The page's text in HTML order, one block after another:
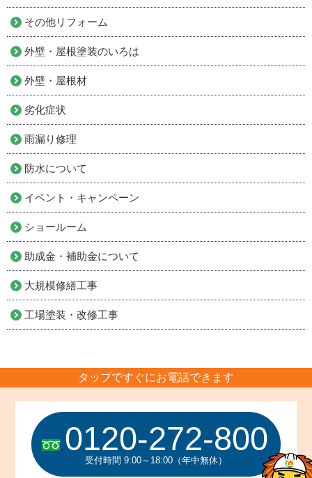
その他リフォーム
外壁・屋根塗装のいろは
外壁・屋根材
劣化症状
雨漏り修理
防水について
イベント・キャンペーン
ショールーム
助成金・補助金について
大規模修繕工事
工場塗装・改修工事
タップですぐにお電話できます
0120-272-800
受付時間 9:00～18:00（年中無休）